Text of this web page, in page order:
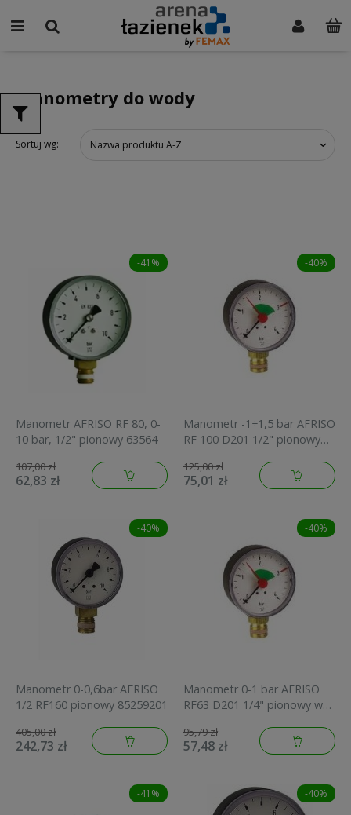
Manometry do wody
Sortuj wg: Nazwa produktu A-Z
-41%
Manometr AFRISO RF 80, 0-
10 bar, 1/2" pionowy 63564
107,00 zł
62,83 zł
-40%
Manometr -1÷1,5 bar AFRISO
RF 100 D201 1/2" pionowy
85203201
125,00 zł
75,01 zł
-40%
Manometr 0-0,6bar AFRISO
1/2 RF160 pionowy 85259201
405,00 zł
242,73 zł
-40%
Manometr 0-1 bar AFRISO
RF63 D201 1/4" pionowy w
85110201
95,79 zł
57,48 zł
-41% -40%